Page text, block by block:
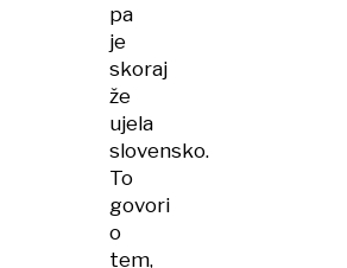
pa
je
skoraj
že
ujela
slovensko.
To
govori
o
tem,